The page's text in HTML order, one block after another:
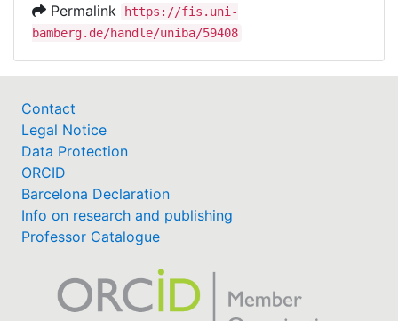
Permalink
https://fis.uni-
bamberg.de/handle/uniba/59408
Contact
Legal Notice
Data Protection
ORCID
Barcelona Declaration
Info on research and publishing
Professor Catalogue